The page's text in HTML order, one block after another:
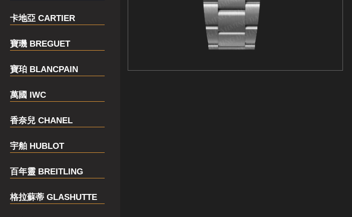
卡地亞 CARTIER
寶璣 BREGUET
寶珀 BLANCPAIN
萬國 IWC
香奈兒 CHANEL
宇舶 HUBLOT
百年靈 BREITLING
格拉蘇蒂 GLASHUTTE